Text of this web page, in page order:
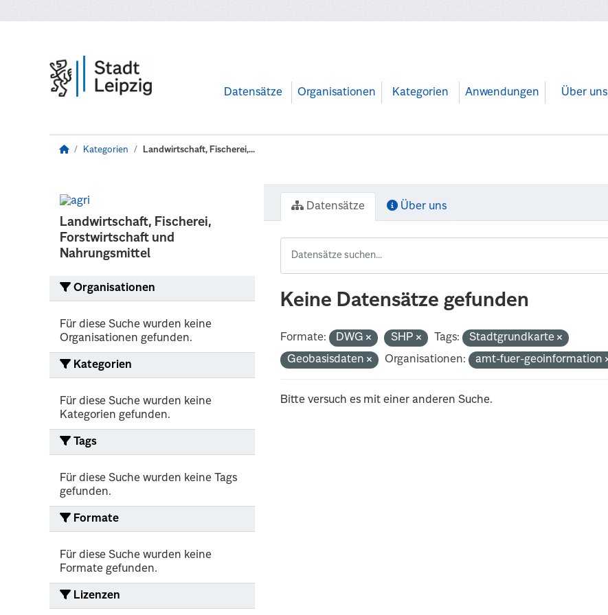
Datensätze Organisationen Kategorien Anwendungen Über uns
Kategorien Landwirtschaft, Fischerei,...
Landwirtschaft, Fischerei,
Forstwirtschaft und
Nahrungsmittel
Organisationen
Für diese Suche wurden keine
Organisationen gefunden.
Kategorien
Für diese Suche wurden keine
Kategorien gefunden.
Tags
Für diese Suche wurden keine Tags
gefunden.
Formate
Für diese Suche wurden keine
Formate gefunden.
Lizenzen
Datensätze Über uns
Keine Datensätze gefunden
Formate: DWG SHP Tags:
Stadtgrundkarte
Geobasisdaten
Organisationen: amt-fuer-geoinformation
Bitte versuch es mit einer anderen Suche.